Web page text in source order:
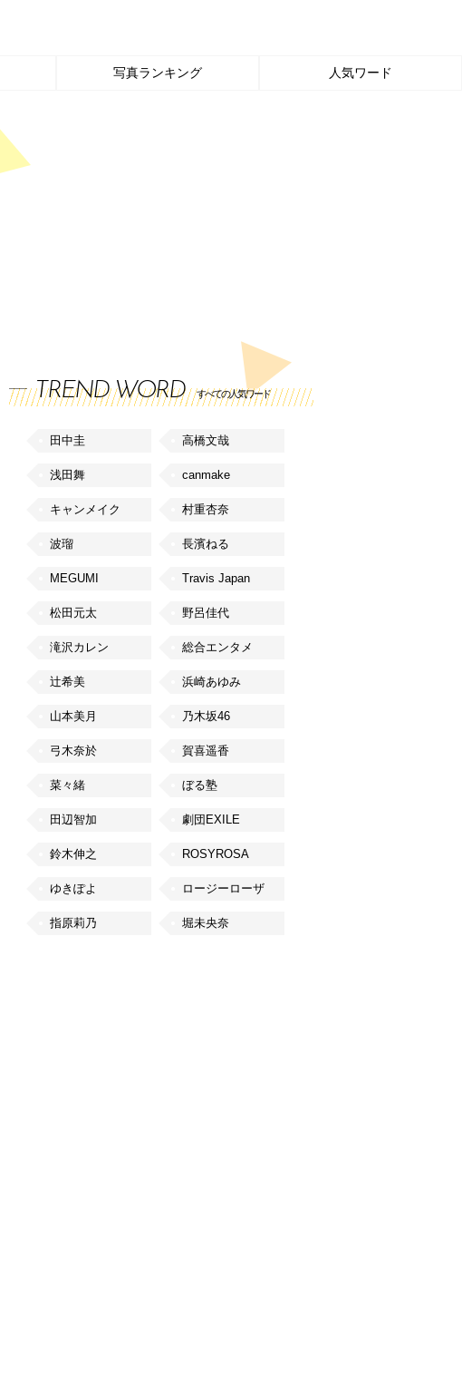
写真ランキング 人気ワード
TREND WORD すべての人気ワード
田中圭 高橋文哉
浅田舞 canmake
キャンメイク 村重杏奈
波瑠 長濱ねる
MEGUMI Travis Japan
松田元太 野呂佳代
滝沢カレン 総合エンタメ
辻希美 浜崎あゆみ
山本美月 乃木坂46
弓木奈於 賀喜遥香
菜々緒 ぼる塾
田辺智加 劇団EXILE
鈴木伸之 ROSYROSA
ゆきぽよ ロージーローザ
指原莉乃 堀未央奈